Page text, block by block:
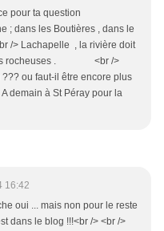
pour ta question
; dans les Boutières , dans le
/> Lachapelle , la rivière doit
rocheuses . <br />
faut-il être encore plus
demain à St Péray pour la
16:42
oui ... mais non pour le reste
dans le blog !!!<br /> <br />